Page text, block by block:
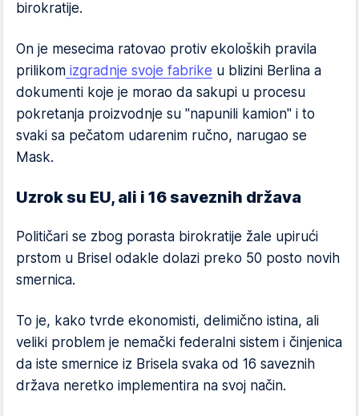
birokratije.
On je mesecima ratovao protiv ekoloških pravila
prilikom izgradnje svoje fabrike u blizini Berlina a
dokumenti koje je morao da sakupi u procesu
pokretanja proizvodnje su "napunili kamion" i to
svaki sa pečatom udarenim ručno, narugao se
Mask.
Uzrok su EU, ali i 16 saveznih država
Političari se zbog porasta birokratije žale upirući
prstom u Brisel odakle dolazi preko 50 posto novih
smernica.
To je, kako tvrde ekonomisti, delimično istina, ali
veliki problem je nemački federalni sistem i činjenica
da iste smernice iz Brisela svaka od 16 saveznih
država neretko implementira na svoj način.